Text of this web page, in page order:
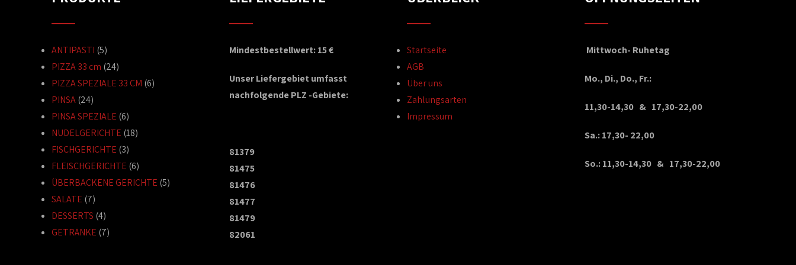
ANTIPASTI (5)
PIZZA 33 cm (24)
PIZZA SPEZIALE 33 CM (6)
PINSA(24)
PINSA SPEZIALE (6)
NUDELGERICHTE (18)
FISCHGERICHTE (3)
FLEISCHGERICHTE (6)
ÜBERBACKENE GERICHTE (5)
SALATE (7)
DESSERTS (4)
GETRÄNKE (7)
Mindestbestellwert: 15 €
Unser Liefergebiet umfasst
nachfolgende PLZ -Gebiete:
81379
81475
81476
81477
81479
82061
Startseite
AGB
Über uns
Zahlungsarten
Impressum
Mittwoch- Ruhetag
Mo., Di., Do., Fr.:
11,30-14,30 & 17,30-22,00
Sa.: 17,30- 22,00
So.: 11,30-14,30 & 17,30-22,00